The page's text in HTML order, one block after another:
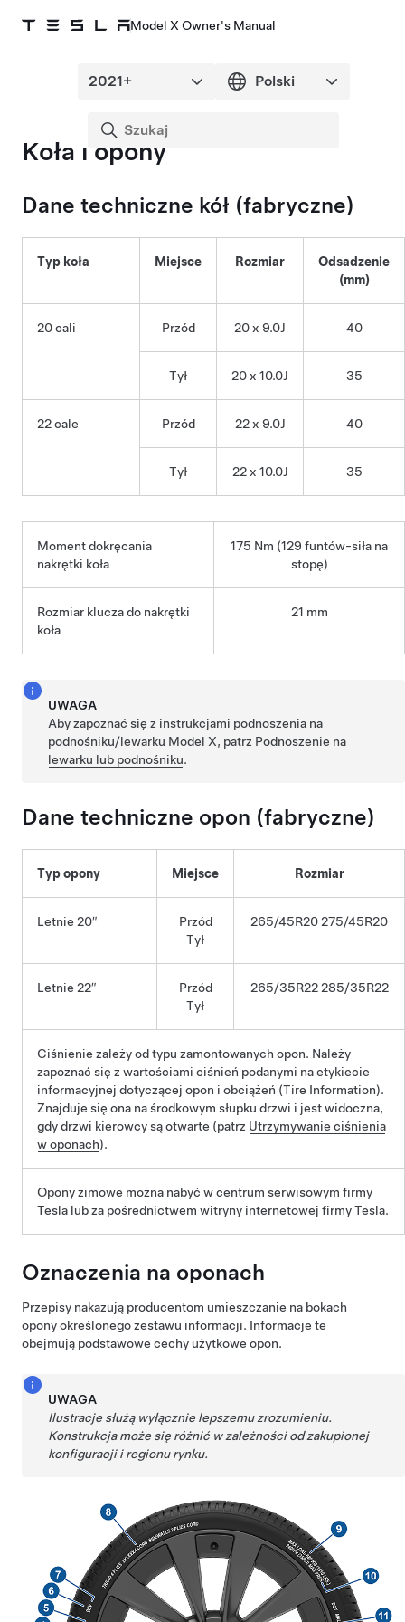
Model X Owner's Manual
Koła i opony
Dane techniczne kół (fabryczne)
Typ koła Miejsce Rozmiar
Odsadzenie
(mm)
20 cali Przód 20 x 9.0J 40
Tył 20 x 10.0J 35
22 cale Przód 22 x 9.0J 40
Tył 22 x 10.0J 35
Moment dokręcania
nakrętki koła
175 Nm (129 funtów-siła na
stopę)
Rozmiar klucza do nakrętki
koła
21 mm
UWAGA
Aby zapoznać się z instrukcjami podnoszenia na
podnośniku/lewarku Model X, patrz Podnoszenie na
lewarku lub podnośniku.
Dane techniczne opon (fabryczne)
Typ opony Miejsce Rozmiar
Letnie 20″
Przód
Tył
265/45R20 275/45R20
Letnie 22″
Przód
Tył
265/35R22 285/35R22
Ciśnienie zależy od typu zamontowanych opon. Należy
zapoznać się z wartościami ciśnień podanymi na etykiecie
informacyjnej dotyczącej opon i obciążeń (Tire Information).
Znajduje się ona na środkowym słupku drzwi i jest widoczna,
gdy drzwi kierowcysą otwarte (patrz Utrzymywanie ciśnienia
w oponach).
Opony zimowe można nabyć w centrum serwisowym firmy
Tesla lub za pośrednictwem witryny internetowej firmy Tesla.
Oznaczenia na oponach
Przepisy nakazują producentom umieszczanie na bokach
opony określonego zestawu informacji. Informacje te
obejmują podstawowe cechy użytkowe opon.
UWAGA
Ilustracje służą wyłącznie lepszemu zrozumieniu.
Konstrukcja może się różnić w zależności od zakupionej
konfiguracji i regionu rynku.